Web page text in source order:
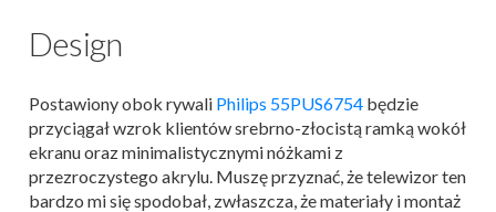
Design
Postawiony obok rywali Philips 55PUS6754 będzie
przyciągał wzrok klientów srebrno-złocistą ramką wokół
ekranu oraz minimalistycznymi nóżkami z
przezroczystego akrylu. Muszę przyznać, że telewizor ten
bardzo mi się spodobał, zwłaszcza, że materiały i montaż